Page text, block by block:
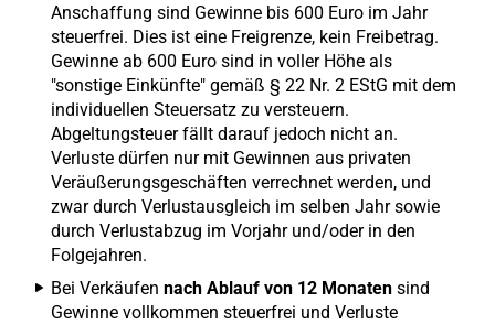
Anschaffung sind Gewinne bis 600 Euro im Jahr
steuerfrei. Dies ist eine Freigrenze, kein Freibetrag.
Gewinne ab 600 Euro sind in voller Höhe als
"sonstige Einkünfte" gemäß § 22 Nr. 2 EStG mit dem
individuellen Steuersatz zu versteuern.
Abgeltungsteuer fällt darauf jedoch nicht an.
Verluste dürfen nur mit Gewinnen aus privaten
Veräußerungsgeschäften verrechnet werden, und
zwar durch Verlustausgleich im selben Jahr sowie
durch Verlustabzug im Vorjahr und/oder in den
Folgejahren.
Bei Verkäufen nach Ablauf von 12 Monaten sind
Gewinne vollkommen steuerfrei und Verluste